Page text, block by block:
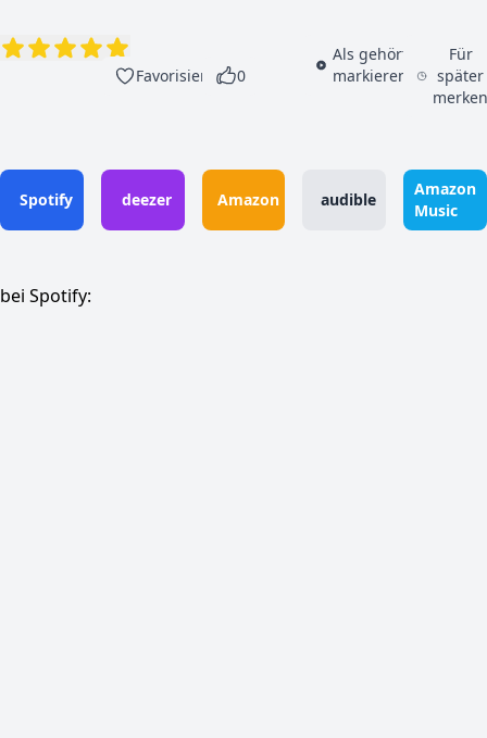
Favorisieren 0
Als gehört
markieren
Für
später
Spotify deezer Amazon audible
Amazon
Music
bei Spotify: